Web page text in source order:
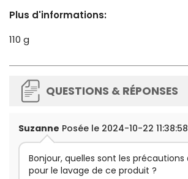
Plus d'informations:
110 g
QUESTIONS & RÉPONSES
Suzanne Posée le 2024-10-22 11:38:58
Bonjour, quelles sont les précautions
pour le lavage de ce produit ?